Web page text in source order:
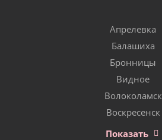
Апрелевка
Балашиха
Бронницы
Видное
Волоколамск
Воскресенск
Показать